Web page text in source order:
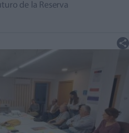
de la Reserva